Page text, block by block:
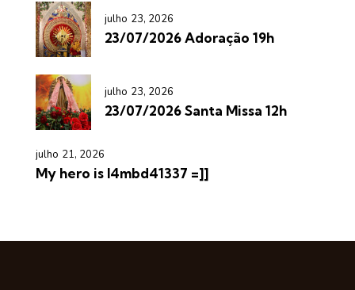
julho 23, 2026
23/07/2026 Adoração 19h
julho 23, 2026
23/07/2026 Santa Missa 12h
julho 21, 2026
My hero is l4mbd41337 =]]